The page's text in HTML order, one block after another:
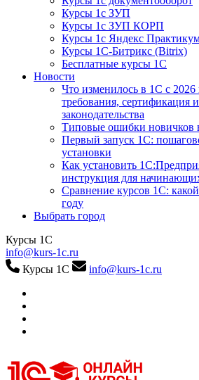
Курсы 1с ЗУП
Курсы 1с ЗУП КОРП
Курсы 1с Яндекс
Курсы 1С-Битрикс (Bitrix)
Бесплатные курсы 1С
Новости
Что изменилось в 1С с 2026
требования, сертификация
законодательства
Типовые ошибки новичков
Первый запуск 1С:
установки
Как установить
инструкция для
Сравнение курсов 1С:
году
Выбрать город
Курсы 1С
info@kurs-1c.ru
Курсы 1С
info@kurs-1c.ru